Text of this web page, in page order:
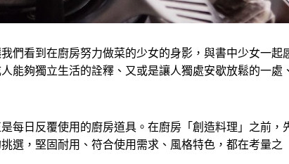
們看到在廚房努力做菜的少女的身影，與書中少女一起
能夠獨立生活的詮釋、又或是讓人獨處安歇放鬆的一處
每日反覆使用的廚房道具。在廚房「創造料理」之前，
選，堅固耐用、符合使用需求、風格特色，都在考量之